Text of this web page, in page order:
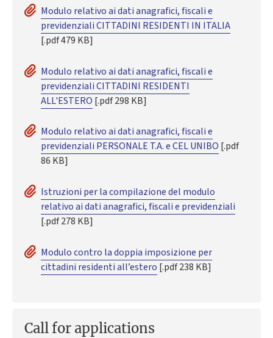
Modulo relativo ai dati anagrafici, fiscali e
previdenziali CITTADINI RESIDENTI IN ITALIA
[.pdf 479 KB]
Modulo relativo ai dati anagrafici, fiscali e
previdenziali CITTADINI RESIDENTI
ALL'ESTERO [.pdf 298 KB]
Modulo relativo ai dati anagrafici, fiscali e
previdenziali PERSONALE T.A. e CEL UNIBO [.pdf
86 KB]
Istruzioni per la compilazione del modulo
relativo ai dati anagrafici, fiscali e previdenziali
[.pdf 278 KB]
Modulo contro la doppia imposizione per
cittadini residenti all’estero [.pdf 238 KB]
Call for applications